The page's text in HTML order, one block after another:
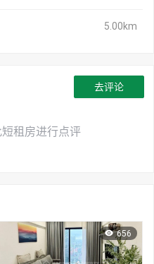
5.00km
租房进行点评
去评论
656